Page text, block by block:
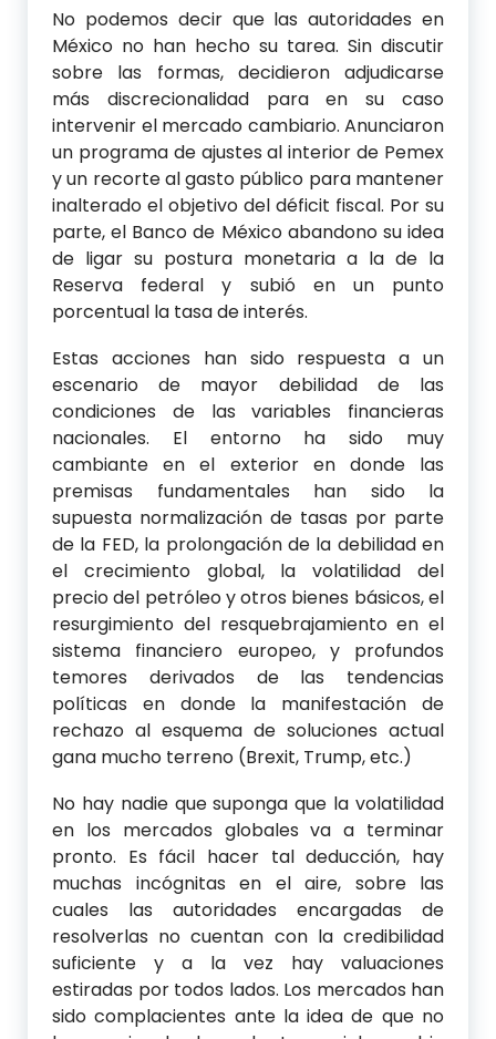
No podemos decir que las autoridades en
México no han hecho su tarea. Sin discutir
sobre las formas, decidieron adjudicarse
más discrecionalidad para en su caso
intervenir el mercado cambiario. Anunciaron
un programa de ajustes al interior de Pemex
y un recorte al gasto público para mantener
inalterado el objetivo del déficit fiscal. Por su
parte, el Banco de México abandono su idea
de ligar su postura monetaria a la de la
Reserva federal y subió en un punto
porcentual la tasa de interés.
Estas acciones han sido respuesta a un
escenario de mayor debilidad de las
condiciones de las variables financieras
nacionales. El entorno ha sido muy
cambiante en el exterior en donde las
premisas fundamentales han sido la
supuesta normalización de tasas por parte
de la FED, la prolongación de la debilidad en
el crecimiento global, la volatilidad del
precio del petróleo y otros bienes básicos, el
resurgimiento del resquebrajamiento en el
sistema financiero europeo, y profundos
temores derivados de las tendencias
políticas en donde la manifestación de
rechazo al esquema de soluciones actual
gana mucho terreno (Brexit, Trump, etc.)
No hay nadie que suponga que la volatilidad
en los mercados globales va a terminar
pronto. Es fácil hacer tal deducción, hay
muchas incógnitas en el aire, sobre las
cuales las autoridades encargadas de
resolverlas no cuentan con la credibilidad
suficiente y a la vez hay valuaciones
estiradas por todos lados. Los mercados han
sido complacientes ante la idea de que no